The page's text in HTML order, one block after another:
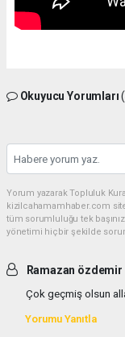
Okuyucu Yorumları
Yorum yazarak Topluluk
kizilcahamamhaber.com
tüm sorumluluğu tek
yönetimi hiçbir şekilde
Ramazan özdemir
Çok geçmiş olsun
Yorumu Yanıtla